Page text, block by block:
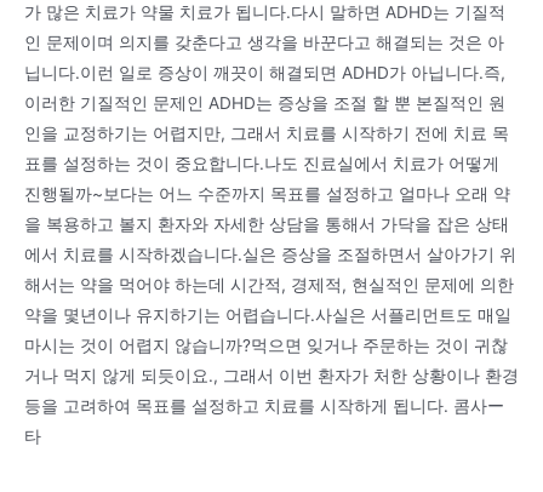
가 많은 치료가 약물 치료가 됩니다.다시 말하면 ADHD는 기질적
인 문제이며 의지를 갖춘다고 생각을 바꾼다고 해결되는 것은 아
닙니다.이런 일로 증상이 깨끗이 해결되면 ADHD가 아닙니다.즉,
이러한 기질적인 문제인 ADHD는 증상을 조절 할 뿐 본질적인 원
인을 교정하기는 어렵지만, 그래서 치료를 시작하기 전에 치료 목
표를 설정하는 것이 중요합니다.나도 진료실에서 치료가 어떻게
진행될까~보다는 어느 수준까지 목표를 설정하고 얼마나 오래 약
을 복용하고 볼지 환자와 자세한 상담을 통해서 가닥을 잡은 상태
에서 치료를 시작하겠습니다.실은 증상을 조절하면서 살아가기 위
해서는 약을 먹어야 하는데 시간적, 경제적, 현실적인 문제에 의한
약을 몇년이나 유지하기는 어렵습니다.사실은 서플리먼트도 매일
마시는 것이 어렵지 않습니까?먹으면 잊거나 주문하는 것이 귀찮
거나 먹지 않게 되듯이요., 그래서 이번 환자가 처한 상황이나 환경
등을 고려하여 목표를 설정하고 치료를 시작하게 됩니다. 콤사ー
타